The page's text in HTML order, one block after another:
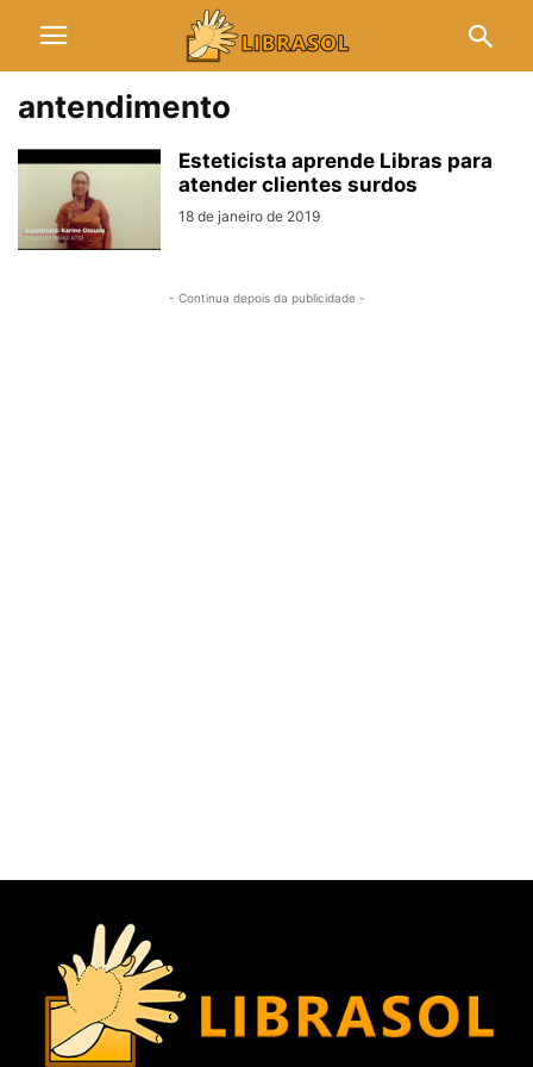
antendimento
Esteticista aprende Libras para
atender clientes surdos
18 de janeiro de 2019
- Continua depois da publicidade -